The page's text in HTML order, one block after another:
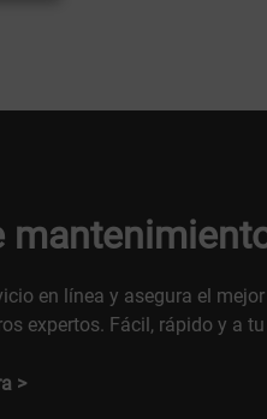
en línea y asegura el
expertos. Fácil, rápido y a
>